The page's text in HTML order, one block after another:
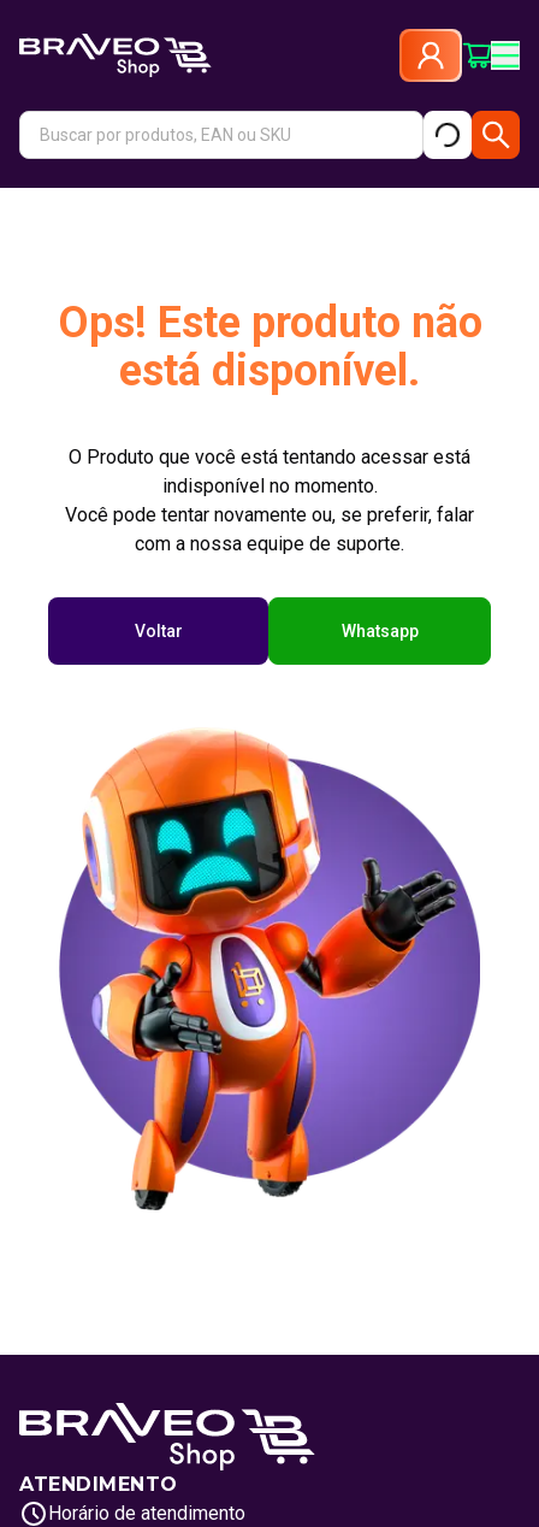
Ops! Este produto não
está disponível.
O Produto que você está tentando acessar está
indisponível no momento.
Você pode tentar novamente ou, se preferir, falar
com a nossa equipe de suporte.
Voltar Whatsapp
ATENDIMENTO
Horário de atendimento